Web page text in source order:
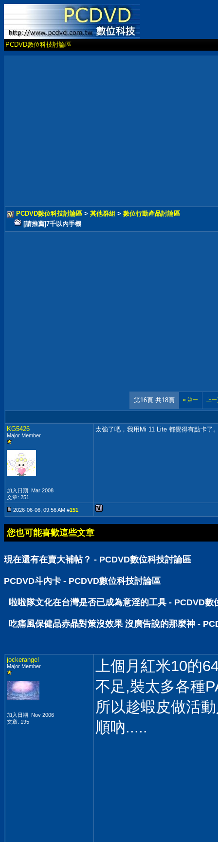
PCDVD數位科技討論區
PCDVD數位科技討論區 > 其他群組 > 數位行動產品討論區
[請推薦]7千以內手機
第16頁 共18頁 « 第一 上
KG5426
Major Member
加入日期: Mar 2008
文章: 251
太強了吧，我用Mi 11 Lite 都覺得有點卡了
2026-06-06, 09:56 AM #151
您也可能喜歡這些文章
現在還有在賣大補帖？ - PCDVD數位科技討論區
PCDVD斗內卡 - PCDVD數位科技討論區
啦啦隊文化在台灣是否已成為意淫的工具 - PCDVD數
吃痛風保健品赤晶對策沒效果 沒廣告說的那麼神 -
jockerangel
Major Member
加入日期: Nov 2006
文章: 195
上個月紅米10的
不足,裝太多各種
所以趁蝦皮做活
順吶.....